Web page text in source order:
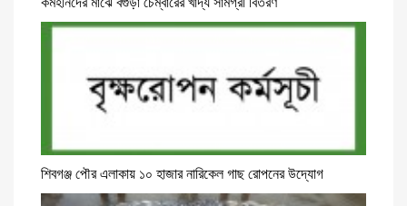
শিবগঞ্জ পৌর এলাকায় ১০ হাজার নারিকেল গাছ রোপনের উদ্যোগ